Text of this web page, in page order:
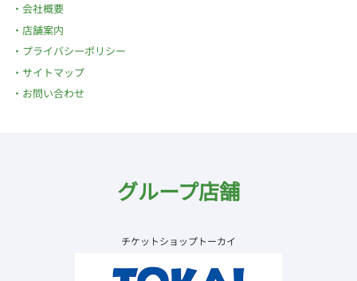
会社概要
店舗案内
プライバシーポリシー
サイトマップ
お問い合わせ
グループ店舗
チケットショップトーカイ